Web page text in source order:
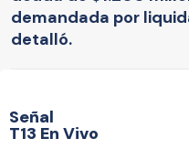
demandada por
detalló.
Señal
T13 En Vivo